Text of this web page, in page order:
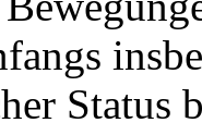
Status